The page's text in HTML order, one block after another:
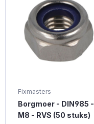
Fixmasters
Borgmoer - DIN985 -
M8 - RVS (50 stuks)